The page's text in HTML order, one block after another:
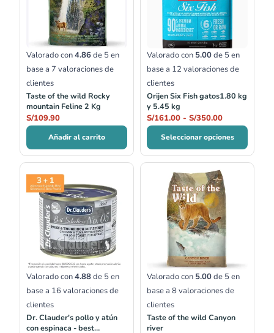
Valorado con4.86de 5 en
base a 7 valoraciones de
clientes
Taste of the wild Rocky
mountain Feline 2 Kg
S/109.90
Añadir al carrito
Valorado con 5.00de 5 en
base a 12 valoraciones de
clientes
Orijen Six Fish gatos1.80 kg
y 5.45 kg
S/161.00 - S/350.00
hasta
S/350.00
Seleccionar opciones
Valorado con4.88de 5 en
base a 16 valoraciones de
clientes
Dr. Clauder's pollo y atún
con espinaca - best
de
precios:
desde
S/13.00
hasta
S/23.00
Valorado con 5.00de 5 en
base a 8valoraciones de
clientes
Taste of the wild Canyon
river